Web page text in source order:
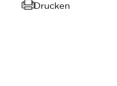
Drucken